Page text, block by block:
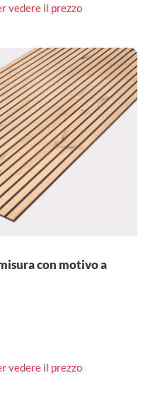
vedere il prezzo
con motivo a
vedere il prezzo